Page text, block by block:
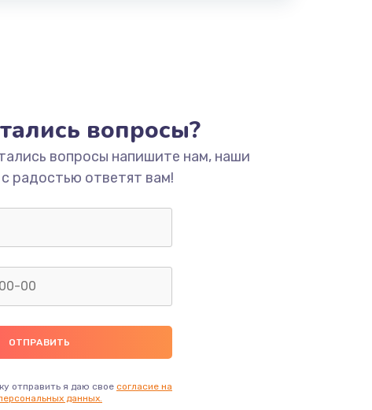
вопросы?
вопросы напишите нам, наши
радостью ответят вам!
отправить я даю свое согласие на
данных.